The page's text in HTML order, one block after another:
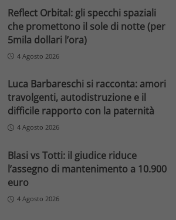
Reflect Orbital: gli specchi spaziali
che promettono il sole di notte (per
5mila dollari l’ora)
4 Agosto 2026
Luca Barbareschi si racconta: amori
travolgenti, autodistruzione e il
difficile rapporto con la paternità
4 Agosto 2026
Blasi vs Totti: il giudice riduce
l’assegno di mantenimento a 10.900
euro
4 Agosto 2026